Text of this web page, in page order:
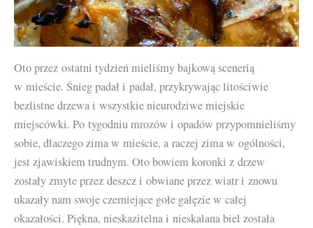
Oto przez ostatni tydzień mieliśmy bajkową scenerią
w mieście. Śnieg padał i padał, przykrywając litościwie
bezlistne drzewa i wszystkie nieurodziwe miejskie
miejscówki. Po tygodniu mrozów i opadów przypomnieliśmy
sobie, dlaczego zima w mieście, a raczej zima w ogólności,
jest zjawiskiem trudnym. Oto bowiem koronki z drzew
zostały zmyte przez deszcz i obwiane przez wiatr i znowu
ukazały nam swoje czerniejące gołe gałęzie w całej
okazałości. Piękna, nieskazitelna i nieskalana biel została